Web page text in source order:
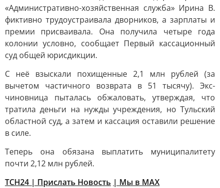
«Административно-хозяйственная служба» Ирина В.
фиктивно трудоустраивала дворников, а зарплаты и
премии присваивала. Она получила четыре года
колонии условно, сообщает Первый кассационный
суд общей юрисдикции.
С неё взыскали похищенные 2,1 млн рублей (за
вычетом частичного возврата в 51 тысячу). Экс-
чиновница пыталась обжаловать, утверждая, что
тратила деньги на нужды учреждения, но Тульский
областной суд, а затем и кассация оставили решение
в силе.
Теперь она обязана выплатить муниципалитету
почти 2,12 млн рублей.
ТСН24 | Прислать Новость | Мы в МАХ